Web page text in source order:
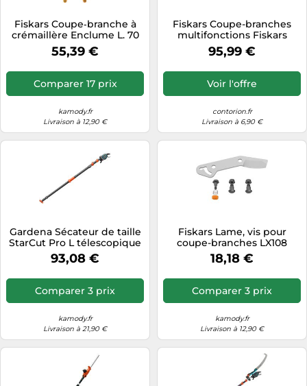
Tondeuses cheveux & barbe
Téléphonie
Téléviseurs
Télévision & vidéo
Électroménager
Fiskars Coupe‑branche à
crémaillère Enclume L. 70
cm capacité de coupe 50
mm
55,39 €
Comparer 17 prix
kamody.fr
Livraison à 12,90 €
Fiskars Coupe-branches
multifonctions Fiskars
longueur 158 cm Quantité:1
95,99 €
Voir l'offre
contorion.fr
Livraison à 6,90 €
Gardena Sécateur de taille
StarCut Pro L télescopique
12081-20
93,08 €
Comparer 3 prix
kamody.fr
Livraison à 21,90 €
Fiskars Lame, vis pour
coupe-branches LX108
1080138
18,18 €
Comparer 3 prix
kamody.fr
Livraison à 12,90 €